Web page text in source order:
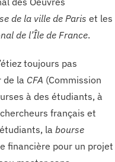
de la ville de Paris et les
de l’Île de France.
toujours pas
de la CFA (Commission
à des étudiants, à
français et
la bourse
financière pour un projet